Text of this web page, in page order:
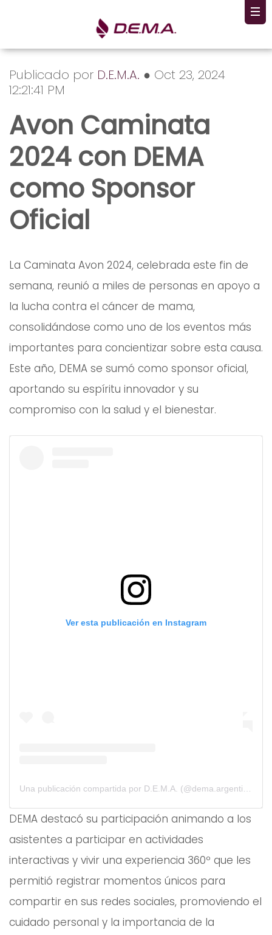
Publicado por D.E.M.A. ● Oct 23, 2024
12:21:41 PM
Avon Caminata
2024 con DEMA
como Sponsor
Oficial
La Caminata Avon 2024, celebrada este fin de
semana, reunió a miles de personas en apoyo a
la lucha contra el cáncer de mama,
consolidándose como uno de los eventos más
importantes para concientizar sobre esta causa.
Este año, DEMA se sumó como sponsor oficial,
aportando su espíritu innovador y su
compromiso con la salud y el bienestar.
Ver esta publicación en Instagram
Una publicación compartida por D.E.M.A. (@dema.argentina)
DEMA destacó su participación animando a los
asistentes a participar en actividades
interactivas y vivir una experiencia 360º que les
permitió registrar momentos únicos para
compartir en sus redes sociales, promoviendo el
cuidado personal y la importancia de la